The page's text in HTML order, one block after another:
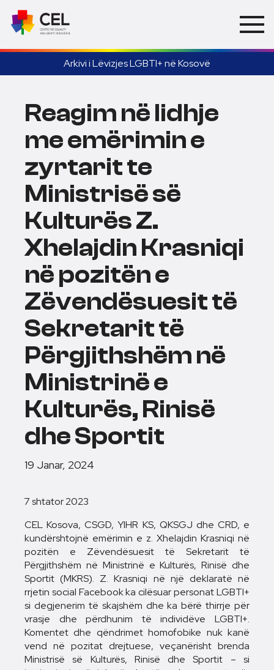
Arkivi i Lëvizjes LGBTI+ në Kosovë
Reagim në lidhje
me emërimin e
zyrtarit te
Ministrisë së
Kulturës Z.
Xhelajdin Krasniqi
në pozitën e
Zëvendësuesit të
Sekretarit të
Përgjithshëm në
Ministrinë e
Kulturës, Rinisë
dhe Sportit
19 Janar, 2024
7 shtator 2023
CEL Kosova, CSGD, YIHR KS, QKSGJ dhe CRD, e
kundërshtojnë emërimin e z. Xhelajdin Krasniqi në
pozitën e Zëvendësuesit të Sekretarit të
Përgjithshëm në Ministrinë e Kulturës, Rinisë dhe
Sportit (MKRS). Z. Krasniqi në një deklaratë në
rrjetin social Facebook ka cilësuar personat LGBTI+
si degjenerim të skajshëm dhe ka bërë thirrje për
vrasje dhe përdhunim të individëve LGBTI+.
Komentet dhe qëndrimet homofobike nuk kanë
vend në pozitat drejtuese, veçanërisht brenda
Ministrisë së Kulturës, Rinisë dhe Sportit – si